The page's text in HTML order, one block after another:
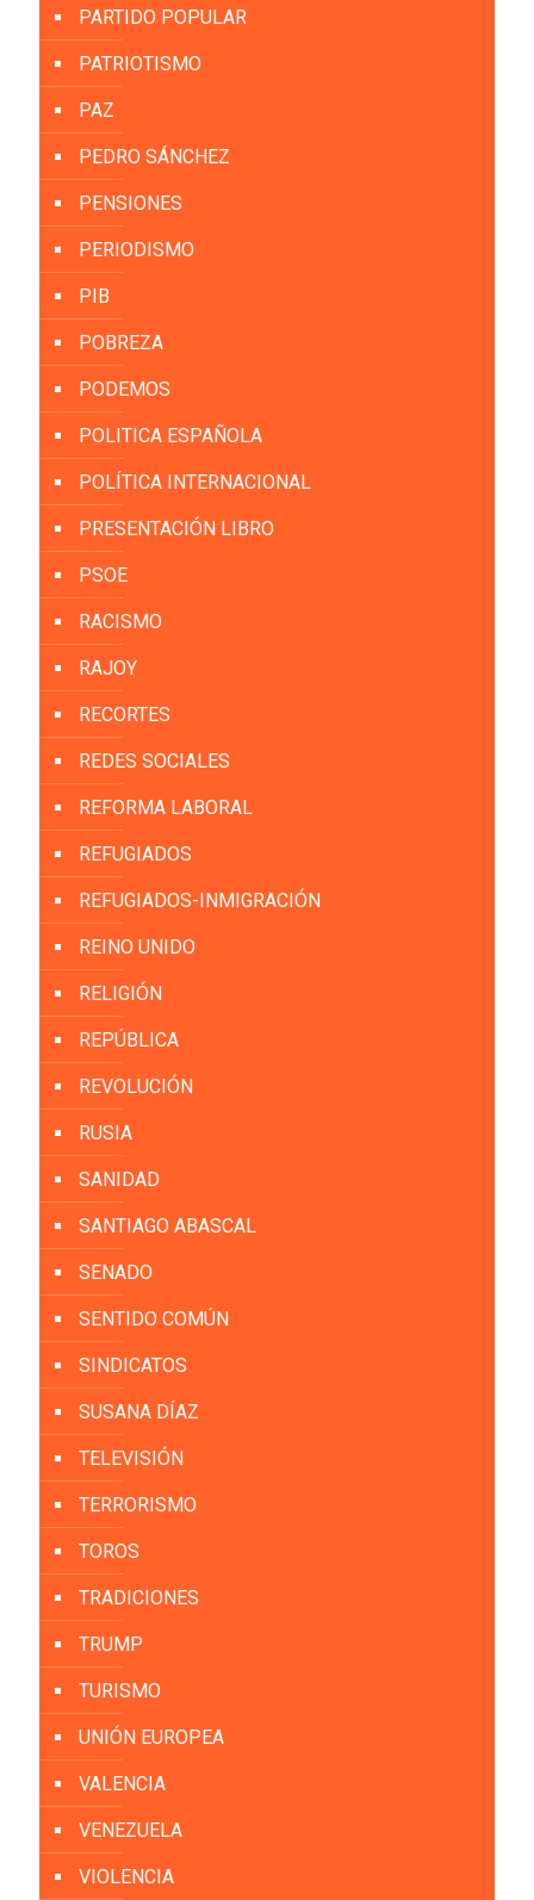
PARTIDO POPULAR
PATRIOTISMO
PAZ
PEDRO SÁNCHEZ
PENSIONES
PERIODISMO
PIB
POBREZA
PODEMOS
POLITICA ESPAÑOLA
POLÍTICA INTERNACIONAL
PRESENTACIÓN LIBRO
PSOE
RACISMO
RAJOY
RECORTES
REDES SOCIALES
REFORMA LABORAL
REFUGIADOS
REFUGIADOS-INMIGRACIÓN
REINO UNIDO
RELIGIÓN
REPÚBLICA
REVOLUCIÓN
RUSIA
SANIDAD
SANTIAGO ABASCAL
SENADO
SENTIDO COMÚN
SINDICATOS
SUSANA DÍAZ
TELEVISIÓN
TERRORISMO
TOROS
TRADICIONES
TRUMP
TURISMO
UNIÓN EUROPEA
VALENCIA
VENEZUELA
VIOLENCIA